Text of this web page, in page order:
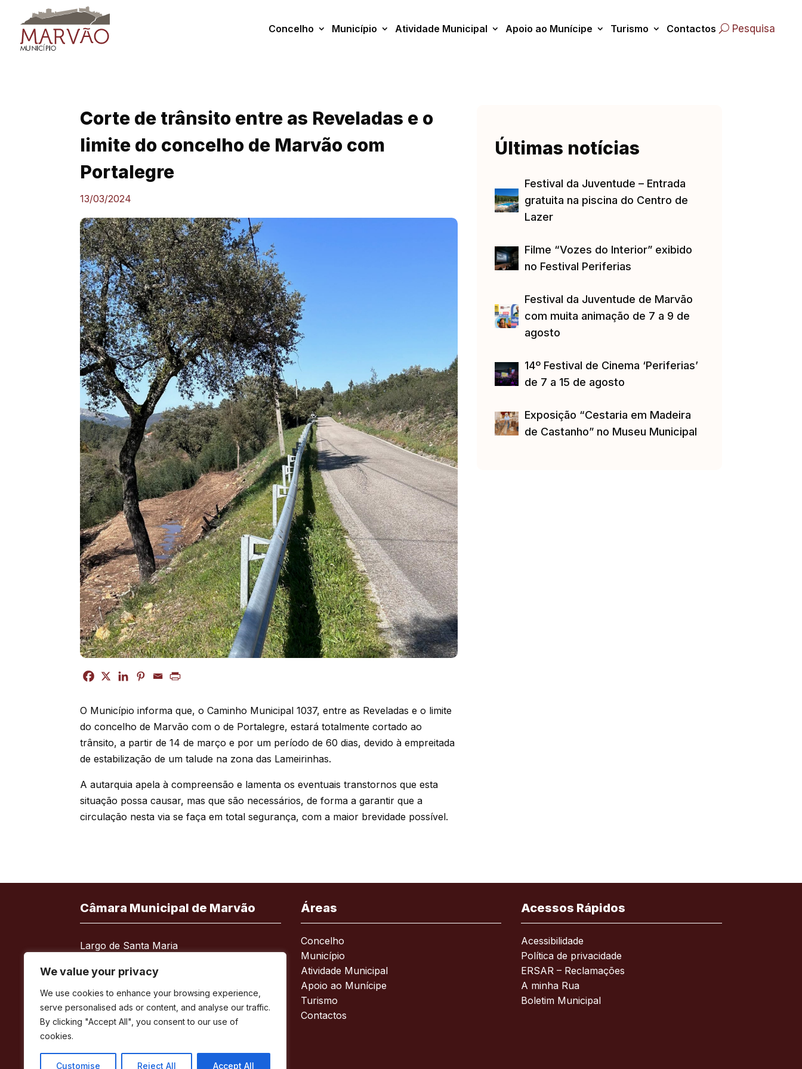
content
We value your privacy
We use cookies to enhance your browsing experience,
serve personalised ads or content, and analyse our traffic.
By clicking "Accept All", you consent to our use of
cookies.
Customise Reject All Accept All
Concelho Município Atividade Municipal Apoio ao Munícipe Turismo Contactos Pesquisa
Corte de trânsito entre as Reveladas e o
limite do concelho de Marvão com
Portalegre
13/03/2024
O Município informa que, o Caminho Municipal 1037, entre as Reveladas e o limite
do concelho de Marvão com o de Portalegre, estará totalmente cortado ao
trânsito, a partir de 14 de março e por um período de 60 dias, devido à empreitada
de estabilização de um talude na zona das Lameirinhas.
A autarquia apela à compreensão e lamenta os eventuais transtornos que esta
situação possa causar, mas que são necessários, de forma a garantir que a
circulação nesta via se faça em total segurança, com a maior brevidade possível.
Últimas notícias
Festival da Juventude – Entrada
gratuita na piscina do Centro de
Lazer
Filme “Vozes do Interior” exibido
no Festival Periferias
Festival da Juventude de Marvão
com muita animação de 7 a 9 de
agosto
14º Festival de Cinema ‘Periferias’
de 7 a 15 de agosto
Exposição “Cestaria em Madeira
de Castanho” no Museu Municipal
Câmara Municipal de Marvão
Largo de Santa Maria
Telefone:
245 909 130
Fax: 245 909 526
E-mail:
geral@cm-marvao.pt
Áreas
Concelho
Município
Atividade Municipal
Apoio ao Munícipe
Turismo
Contactos
Acessos Rápidos
Acessibilidade
Política de privacidade
ERSAR – Reclamações
A minha Rua
Boletim Municipal